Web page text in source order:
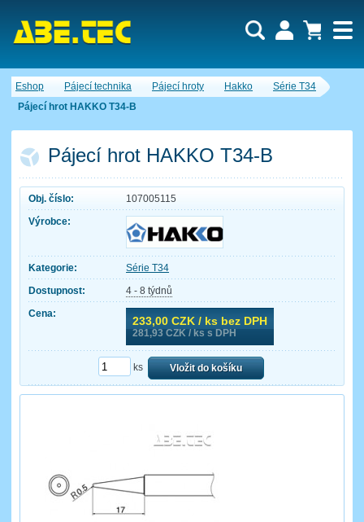
Eshop Pájecí technika Pájecí hroty Hakko
Série T34
Pájecí hrot HAKKO T34-B
Pájecí hrot HAKKO T34-B
Obj. číslo:
107005115
Výrobce:
Kategorie:
Série T34
Dostupnost:
4 - 8 týdnů
Cena:
233,00 CZK / ks bez DPH
281,93 CZK / ks s DPH
ks Vložit do košíku
Nákupní košík je momentálně prázdný.
Počet produktů:0
Cena celkem:
Uživatel:
Heslo:
Zapomenuté heslo Nová registrace